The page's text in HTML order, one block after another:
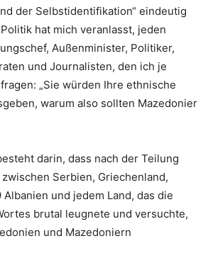
der Selbstidentifikation“ eindeutig
hat mich veranlasst, jeden
Außenminister, Politiker,
und Journalisten, den ich je
„Sie würden Ihre ethnische
warum also sollten Mazedonier
darin, dass nach der Teilung
Serbien, Griechenland,
Albanien und jedem Land, das die
brutal leugnete und versuchte,
und Mazedoniern